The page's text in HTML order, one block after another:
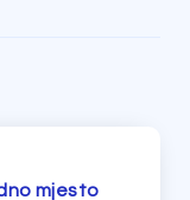
mjesto